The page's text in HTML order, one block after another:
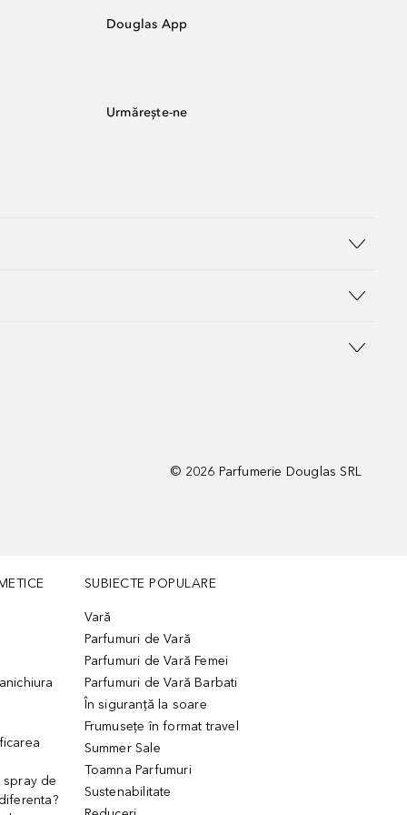
Douglas App
Urmărește-ne
© 2026 Parfumerie Douglas SRL
spray de
SUBIECTE POPULARE
Vară
Parfumuri de Vară
Parfumuri de Vară Femei
Parfumuri de Vară Barbati
În siguranță la soare
Frumusețe în format travel
Summer Sale
Toamna Parfumuri
Sustenabilitate